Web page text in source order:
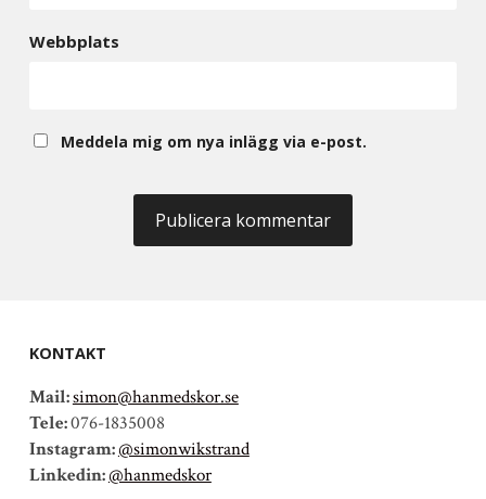
Webbplats
Meddela mig om nya inlägg via e-post.
KONTAKT
Mail:simon@hanmedskor.se
Tele:076-1835008
Instagram:@simonwikstrand
Linkedin:@hanmedskor